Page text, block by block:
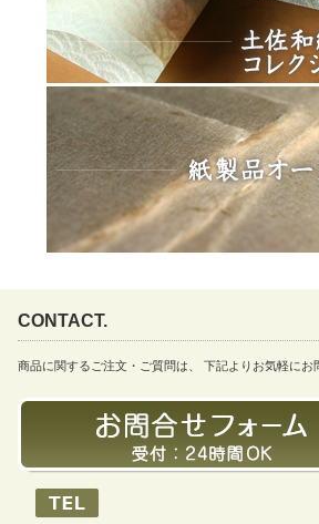
CONTACT.
商品に関するご注文・ご質問は、 下記よりお気軽にお